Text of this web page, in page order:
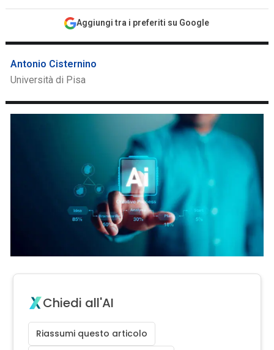
Aggiungi tra i preferiti su Google
Antonio Cisternino
Università di Pisa
Chiedi all'AI
Riassumi questo articolo